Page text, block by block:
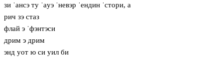
зи ˈансэ ту ˈaуэ ˈневэр ˈендин ˈстори, а
рич зэ стаз
флай э ˈфэнтэси
дрим э дрим
энд уот ю си уил би